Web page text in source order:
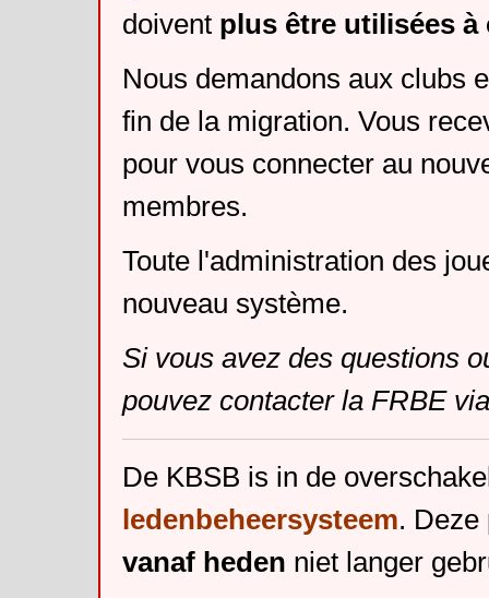
doivent plus être utilisées
Nous demandons aux clubs
fin de la migration. Vous
pour vous connecter au
membres.
Toute l'administration des
nouveau système.
Si vous avez des questions
pouvez contacter la FRBE
De KBSB is in de
ledenbeheersysteem. Deze
vanaf heden niet langer